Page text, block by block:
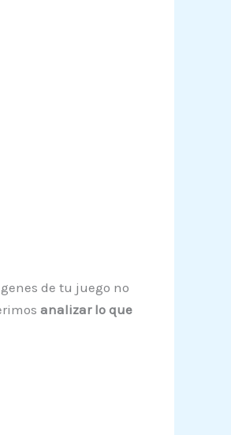
de tu juego no
analizar lo que